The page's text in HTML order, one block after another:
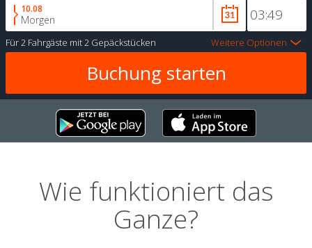
10.08
Morgen
Für2 Fahrgäste mit2 Gepäckstücken Weitere Optionen
Wie funktioniert das
Ganze?